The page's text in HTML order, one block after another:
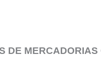
DE